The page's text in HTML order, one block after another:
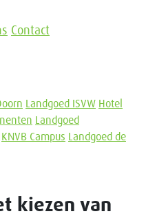
Contact
Landgoed ISVW Hotel
Landgoed
KNVB Campus
Landgoed de
kiezen van